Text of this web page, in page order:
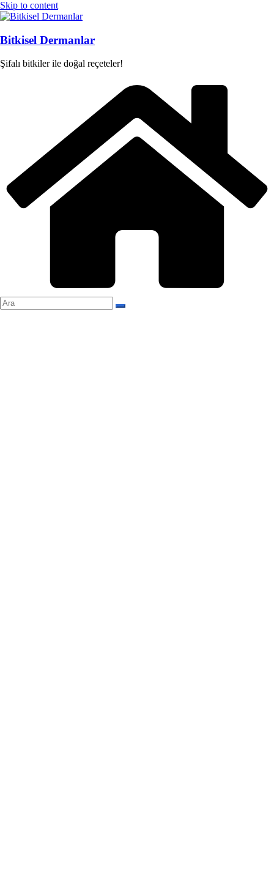
Skip to content
Bitkisel Dermanlar
Şifalı bitkiler ile doğal reçeteler!